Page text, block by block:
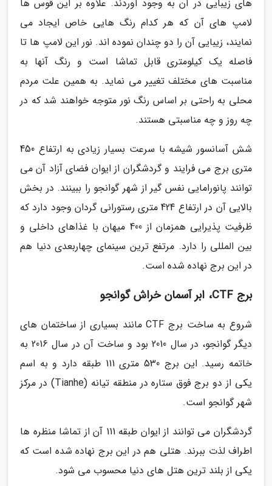
های زیبایی در آن به وجود آوردند. علاوه بر این قوس ها
لامپ های آن که هر کدام رنگ هایی خاص ایجاد می
نمایند، زیبایی آن را دو چندان نموده اند. نور این لامپ ها تا
فاصله یک کیلومتری قابل تماشا است و رنگ آنها به
مناسبت های مختلف تغییر می نماید. به همین علت مردم
محلی به راحتی بر اساس رنگ نور متوجه خواهند شد که در
چه روز و چه مناسبتی هستند.
شش آسانسور شیشه با سرعت بسیار زیادی به ارتفاع 450
متری برج می فرایند و گردشگران از ایوان فضای آزاد آن می
توانند پانورامایی نفس گیر از شهر گوانجو را ببینند. در بخش
بالایی آن در ارتفاع 424 متری رستورانی گردان وجود دارد که
ظرفیت پذیرایی همزمان از 400 میهان با غذاهای داخلی و
بین المللی را دارد. مرتفع ترین سینمای چهاربعدی دنیا هم
در این برج نهاده شده است.
برج CTF، ابر آسمان خراش گوانجو
شروع به ساخت برج CTF مانند بسیاری از ساختمان های
دیگر گوانجو، در سال 2010 بود و ساخت آن در سال 2016 به
خاتمه رسید. این برج 530 متری 111 طبقه دارد و به اسم
یکی از دو برج فوق ستاره در منطقه تیانه (Tianhe) در مرکز
شهر گوانجو است.
گردشگران می توانند از ایوان طبقه 111 آن از تماشا منظره ها
اطراف لذت ببرند. هتلی هم در این برج نهاده شده است که
یکی از بلند ترین هتل های دنیا محسوب می شود.